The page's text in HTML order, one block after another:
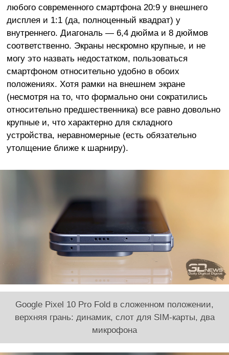
любого современного смартфона 20:9 у внешнего
дисплея и 1:1 (да, полноценный квадрат) у
внутреннего. Диагональ — 6,4 дюйма и 8 дюймов
соответственно. Экраны нескромно крупные, и не
могу это назвать недостатком, пользоваться
смартфоном относительно удобно в обоих
положениях. Хотя рамки на внешнем экране
(несмотря на то, что формально они сократились
относительно предшественника) все равно довольно
крупные и, что характерно для складного
устройства, неравномерные (есть обязательно
утолщение ближе к шарниру).
Google Pixel 10 Pro Fold в сложенном положении,
верхняя грань: динамик, слот для SIM-карты, два
микрофона